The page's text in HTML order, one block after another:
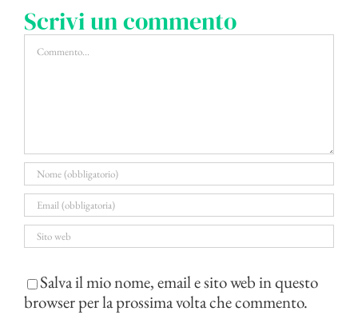
Scrivi un commento
Commento
Salva il mio nome, email e sito web in questo
browser per la prossima volta che commento.